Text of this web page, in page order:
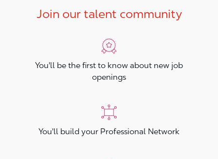
Join our talent community
You'll be the first to know about new job
openings
You'll build your Professional Network